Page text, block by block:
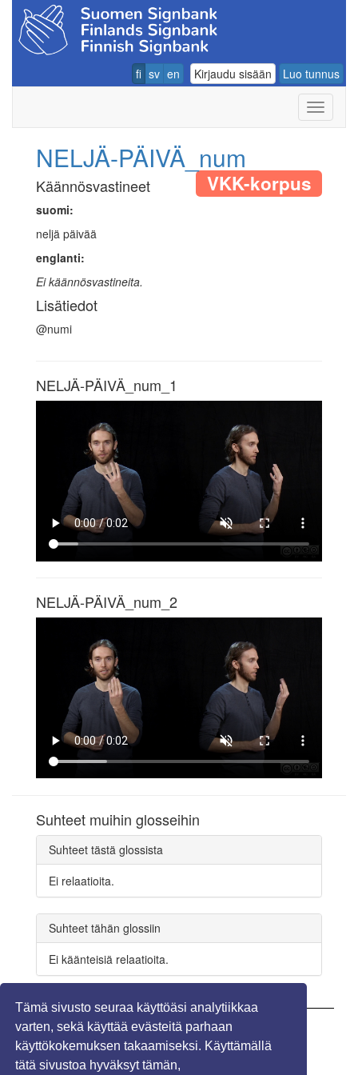
Tämä sivusto seuraa käyttöäsi analytiikkaa
varten, sekä käyttää evästeitä parhaan
käyttökokemuksen takaamiseksi. Käyttämällä
tätä sivustoa hyväksyt tämän,
fi sv en Kirjaudu sisään Luo tunnus
NELJÄ-PÄIVÄ_num
VKK-korpus
Käännösvastineet
suomi:
neljä päivää
englanti:
Ei käännösvastineita.
Lisätiedot
@numi
NELJÄ-PÄIVÄ_num_1
NELJÄ-PÄIVÄ_num_2
Suhteet muihin glosseihin
Suhteet tästä glossista
Ei relaatioita.
Suhteet tähän glossiin
Ei käänteisiä relaatioita.
Näytä kommentit (0)